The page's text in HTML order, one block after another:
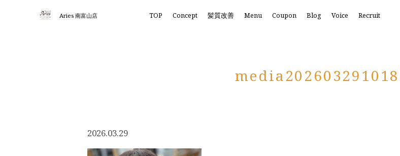
Aries 南富山店 TOP Concept 髪質改善 Menu Coupon Blog Voice Recruit
2026.03.29